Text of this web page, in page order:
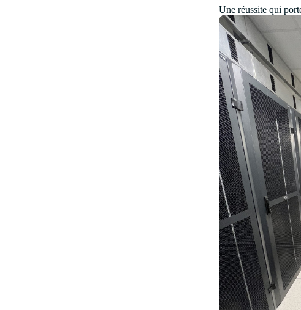
Une réussite qui